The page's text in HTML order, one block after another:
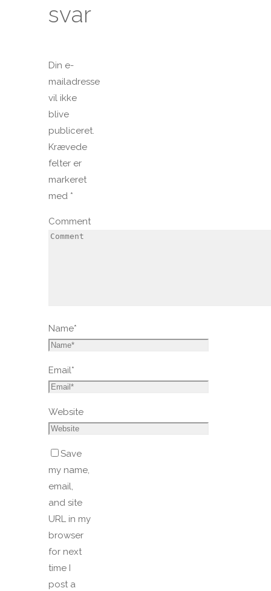
svar
Din e-
mailadresse
vil ikke
blive
publiceret.
Krævede
felter er
markeret
med *
Comment
Name*
Email*
Website
Save
my name,
email,
and site
URL in my
browser
for next
time I
post a